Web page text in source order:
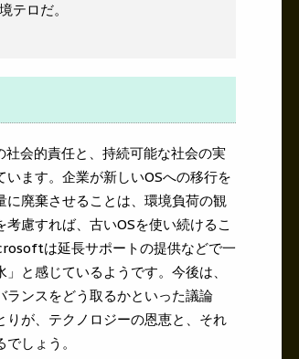
テロだ。
会的責任と、持続可能な社会の実
ます。企業が新しいOSへの移行を
廃棄させることは、環境負荷の観
慮すれば、古いOSを使い続けるこ
は延長サポートの提供などで一
と感じているようです。今後は、
ンスをどう取るかといった議論
が、テクノロジーの恩恵と、それ
しょう。